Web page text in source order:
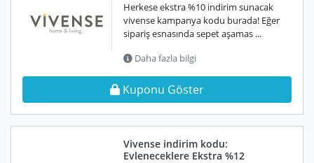
Herkese ekstra %10 indirim sunacak
vivense kampanya kodu burada! Eğer
sipariş esnasında sepet aşamas ...
Daha fazla bilgi
Kuponu Göster
Vivense indirim kodu:
Evleneceklere Ekstra %12